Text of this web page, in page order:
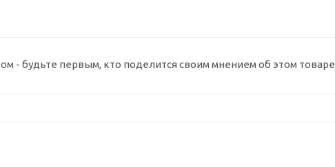
- будьте первым, кто поделится своим мнением об этом товаре